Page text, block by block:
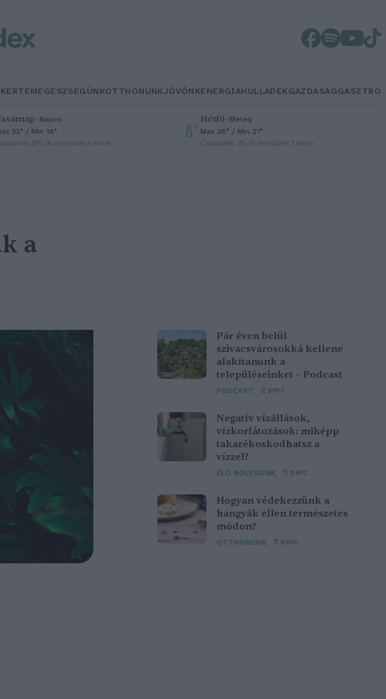
KERTEMEGÉSZSÉGÜNKOTTHONUNKJÖVŐNKENERGIAHULLADÉKGAZDASÁGGASZTRO
–Napos
33° / Min 18°
0% (0 mm)Szél: 6 km/h
Hétfő–Meleg
Max 36° / Min 21°
Csapadék: 1% (0 mm)Szél: 7 km/h
Pár éven belül
szivacsvárosokká kellene
alakítanunk a
településeinket – Podcast
PODCAST 2 perc
Negatív vízállások,
vízkorlátozások: miképp
takarékoskodhatsz a
vízzel?
ÉLŐ BOLYGÓNK 5 perc
Hogyan védekezzünk a
hangyák ellen természetes
módon?
OTTHONUNK 5 perc
a